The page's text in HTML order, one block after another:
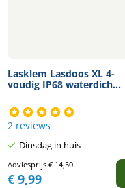
Lasklem Lasdoos XL 4-
voudig IP68 waterdich...
2 reviews
Dinsdag in huis
Adviesprijs €14,50
€9,99